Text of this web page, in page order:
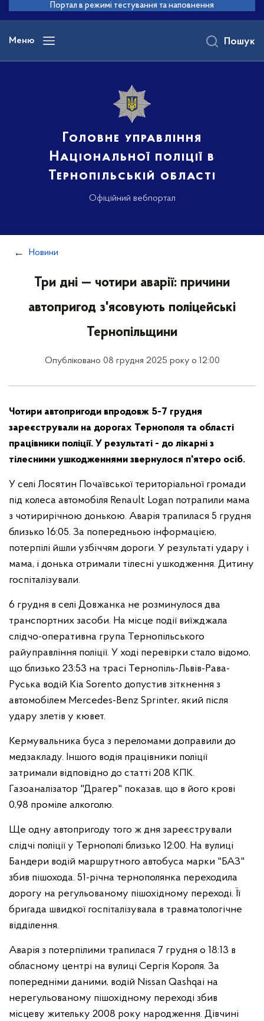
основного
вмісту
Портал в режимі тестування та наповнення
Меню
Головне управління
Національної поліції в
Тернопільській області
Офіційний вебпортал
Пошук
Новини
Три дні — чотири аварії: причини
автопригод з'ясовують поліцейські
Тернопільщини
Опубліковано 08 грудня 2025 року о 12:00
Чотири автопригоди впродовж 5-7 грудня
зареєстрували на дорогах Тернополя та області
працівники поліції. У результаті - до лікарні з
тілесними ушкодженнями звернулося п'ятеро осіб.
У селі Лосятин Почаївської територіальної громади
під колеса автомобіля Renault Logan потрапили мама
з чотирирічною донькою. Аварія трапилася 5 грудня
близько 16:05. За попередньою інформацією,
потерпілі йшли узбіччям дороги. У результаті удару і
мама, і донька отримали тілесні ушкодження. Дитину
госпіталізували.
6 грудня в селі Довжанка не розминулося два
транспортних засоби. На місце події виїжджала
слідчо-оперативна група Тернопільського
райуправління поліції. У ході перевірки стало відомо,
що близько 23:53 на трасі Тернопіль-Львів-Рава-
Руська водій Kia Sorento допустив зіткнення з
автомобілем Mercedes-Benz Sprinter, який після
удару злетів у кювет.
Кермувальника буса з переломами доправили до
медзакладу. Іншого водія працівники поліції
затримали відповідно до статті 208 КПК.
Газоаналізатор "Драгер" показав, що в його крові
0,98 проміле алкоголю.
Ще одну автопригоду того ж дня зареєстрували
слідчі поліції у Тернополі близько 12:00. На вулиці
Бандери водій маршрутного автобуса марки "БАЗ"
збив пішохода. 51-річна тернополянка переходила
дорогу на регульованому пішохідному переході. Її
бригада швидкої госпіталізувала в травматологічне
відділення.
Аварія з потерпілими трапилася 7 грудня о 18:13 в
обласному центрі на вулиці Сергія Короля. За
попередніми даними, водій Nissan Qashqai на
нерегульованому пішохідному переході збив
місцеву жительку 2008 року народження. Дівчині